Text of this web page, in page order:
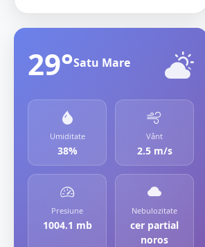
29°Satu Mare
Umiditate
38%
Vânt
2.5 m/s
Presiune
1004.1 mb
Nebulozitate
cer partial
noros